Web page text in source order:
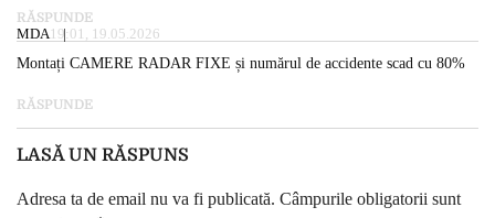
RĂSPUNDE
MDA19:01, 19.05.2026
Montați CAMERE RADAR FIXE și numărul de accidente scad cu 80%
RĂSPUNDE
LASĂ UN RĂSPUNS
Adresa ta de email nu va fi publicată. Câmpurile obligatorii sunt